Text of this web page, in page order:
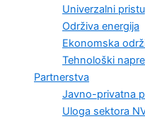
Univerzalni
Održiva energija
Ekonomska
Tehnološki
Partnerstva
Javno-privatna
Uloga sektora